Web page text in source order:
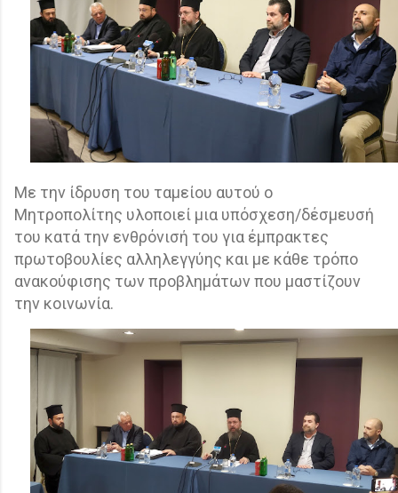
Με την ίδρυση του ταμείου αυτού ο
Μητροπολίτης υλοποιεί μια υπόσχεση/δέσμευσή
του κατά την ενθρόνισή του για έμπρακτες
πρωτοβουλίες αλληλεγγύης και με κάθε τρόπο
ανακούφισης των προβλημάτων που μαστίζουν
την κοινωνία.